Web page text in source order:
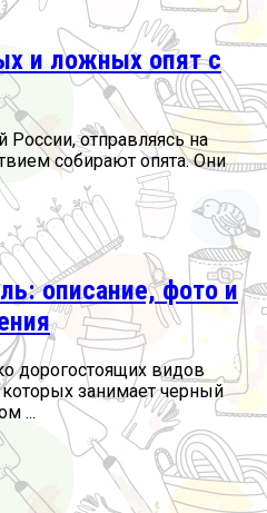
и ложных опят с
отправляясь на
собирают опята. Они
описание, фото и
дорогостоящих видов
занимает черный
...